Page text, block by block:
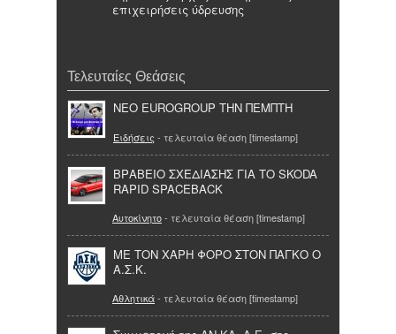
επιχειρήσεις ύδρευσης
Τελευταίες Θεάσεις
ΝΕΟ EUROGROUP ΤΗΝ ΠΕΜΠΤΗ
Ειδήσεις - τελευταία θέαση [timestamp]
ΒΡΑΒΕΙΟ ΣΧΕΔΙΑΣΗΣ ΓΙΑ ΤΟ SKODA
RAPID SPACEBACK
Αυτοκίνητο- τελευταία θέαση [timestamp]
ΜΕ ΤΟΝ ΧΑΡΗ ΦΟΡΟ ΣΤΟΝ ΠΑΓΚΟ Ο
Α.Σ.Κ.
Αθλητικά- τελευταία θέαση [timestamp]